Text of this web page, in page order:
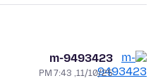
m-9493423
11/10/25, 7:43 PM